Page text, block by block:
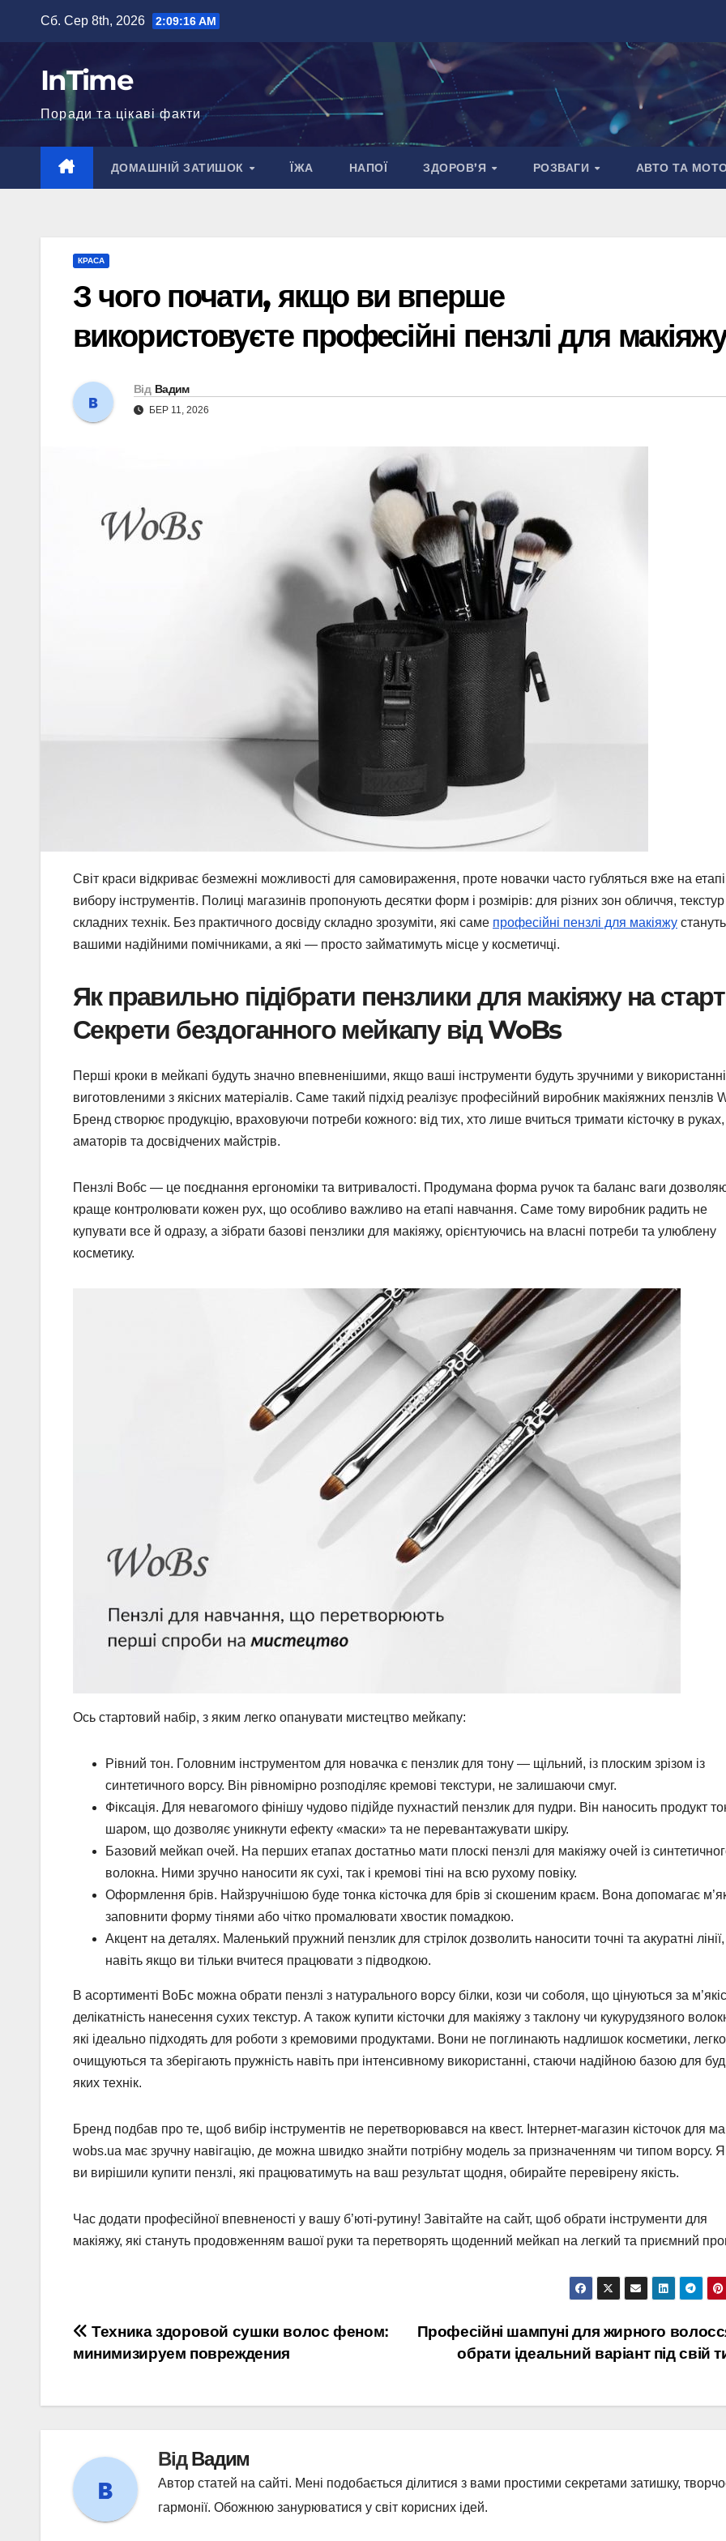
вмісту
Сб. Сер 8th, 2026 2:09:17 AM
InTime
Поради та цікаві факти
ДОМАШНІЙ ЗАТИШОК ЇЖА НАПОЇ ЗДОРОВ’Я РОЗВАГИ АВТО ТА
КРАСА
З чого почати, якщо ви вперше
використовуєте професійні пензлі для
Від Вадим
БЕР 11, 2026
Світ краси відкриває безмежні можливості для самовираження, проте новачки часто губляться вже на етапі
вибору інструментів. Полиці магазинів пропонують десятки форм і розмірів: для різних зон обличчя,
складних технік. Без практичного досвіду складно зрозуміти, які саме професійні пензлі для макіяжу стануть
вашими надійними помічниками, а які — просто займатимуть місце у косметичці.
Як правильно підібрати пензлики для макіяжу на
Секрети бездоганного мейкапу від WoBs
Перші кроки в мейкапі будуть значно впевненішими, якщо ваші інструменти будуть зручними у
виготовленими з якісних матеріалів. Саме такий підхід реалізує професійний виробник макіяжних пензлів
Бренд створює продукцію, враховуючи потреби кожного: від тих, хто лише вчиться тримати кісточку в
аматорів та досвідчених майстрів.
Пензлі Вобс — це поєднання ергономіки та витривалості. Продумана форма ручок та баланс ваги
краще контролювати кожен рух, що особливо важливо на етапі навчання. Саме тому виробник радить не
купувати все й одразу, а зібрати базові пензлики для макіяжу, орієнтуючись на власні потреби та улюблену
косметику.
Ось стартовий набір, з яким легко опанувати мистецтво мейкапу:
Рівний тон. Головним інструментом для новачка є пензлик для тону — щільний, із плоским зрізом із
синтетичного ворсу. Він рівномірно розподіляє кремові текстури, не залишаючи смуг.
Фіксація. Для невагомого фінішу чудово підійде пухнастий пензлик для пудри. Він наносить продукт
шаром, що дозволяє уникнути ефекту «маски» та не перевантажувати шкіру.
Базовий мейкап очей. На перших етапах достатньо мати плоскі пензлі для макіяжу очей із
волокна. Ними зручно наносити як сухі, так і кремові тіні на всю рухому повіку.
Оформлення брів. Найзручнішою буде тонка кісточка для брів зі скошеним краєм. Вона допомагає
заповнити форму тінями або чітко промалювати хвостик помадкою.
Акцент на деталях. Маленький пружний пензлик для стрілок дозволить наносити точні та акуратні лінії,
навіть якщо ви тільки вчитеся працювати з підводкою.
В асортименті ВоБс можна обрати пензлі з натурального ворсу білки, кози чи соболя, що цінуються за
делікатність нанесення сухих текстур. А також купити кісточки для макіяжу з таклону чи кукурудзяного
які ідеально підходять для роботи з кремовими продуктами. Вони не поглинають надлишок косметики, легко
очищуються та зберігають пружність навіть при інтенсивному використанні, стаючи надійною базою для
яких технік.
Бренд подбав про те, щоб вибір інструментів не перетворювався на квест. Інтернет-магазин кісточок для
wobs.ua має зручну навігацію, де можна швидко знайти потрібну модель за призначенням чи типом ворсу.
ви вирішили купити пензлі, які працюватимуть на ваш результат щодня, обирайте перевірену якість.
Час додати професійної впевненості у вашу б’юті-рутину! Завітайте на сайт, щоб обрати інструменти для
макіяжу, які стануть продовженням вашої руки та перетворять щоденний мейкап на легкий та приємний
Навігація
записів
Професійні шампуні для жирного
обрати ідеальний варіант під свій
Техника здоровой сушки волос феном:
минимизируем повреждения
ВідВадим
Автор статей на сайті. Мені подобається ділитися з вами простими секретами затишку,
гармонії. Обожнюю занурюватися у світ корисних ідей.